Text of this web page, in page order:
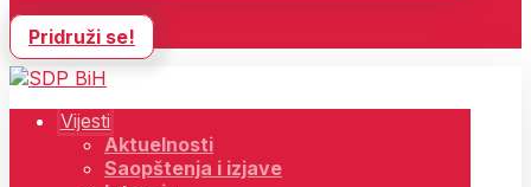
Pridruži se!
Vijesti
Aktuelnosti
Saopštenja i izjave